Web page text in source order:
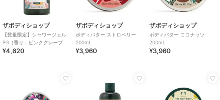
ザボディショップ
【数量限定】シャワージェル
PG（香り：ピンクグレープフ
ルーツ） 750mL
¥4,620
ザボディショップ
ボディバター ストロベリー
200mL
¥3,960
ザボディショップ
ボディバター ココナッツ
200mL
¥3,960